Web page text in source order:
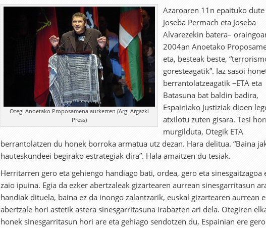
Otegi Anoetako Proposamena aurkezten (Arg: Argazki
Press)
Azaroaren 11n epaituko dute
Joseba Permach eta Joseba
Alvarezekin batera–
2004an Anoetako
eta, besteak beste,
goresteagatik”. Iaz sasoi
berrantolatzeagatik –ETA eta
Batasuna bat baldin badira,
Espainiako Justiziak dioen
atxilotu zuten gisara. Tesi
murgilduta, Otegik ETA
berrantolatzen du honek borroka armatua utz dezan. Hara delitua. “Baina
hauteskundeei begirako estrategiak dira”. Hala amaitzen du tesiak.
Herritarren gero eta gehiengo handiago bati, ordea, gero eta sinesgaitzagoa
zaio ipuina. Egia da ezker abertzaleak gizartearen aurrean sinesgarritasun
handiak dituela, baina ez da inongo zalantzarik, euskal gizartearen aurrean
abertzale hori astetik astera sinesgarritasuna irabazten ari dela. Otegiren
honek sinesgarritasun hori are eta gehiago sendotzen du, Espainian ere